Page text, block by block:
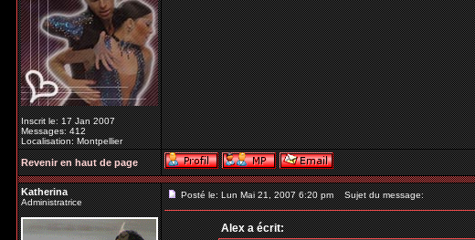
Inscrit le: 17 Jan 2007
Messages: 412
Localisation: Montpellier
Revenir en haut de page
Katherina
Administratrice
Posté le: Lun Mai 21, 2007 6:20 pm Sujet du message:
Alex a écrit: